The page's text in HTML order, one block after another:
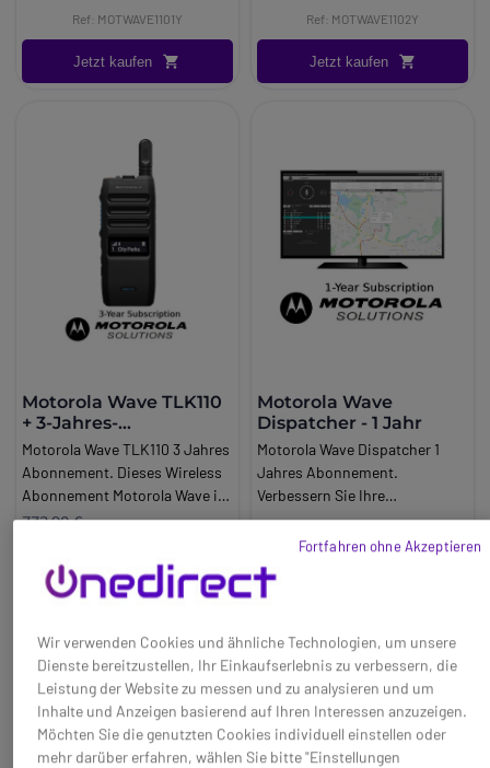
Motorola Wave ist ein Paket,
das für das Walkie Talkie
Motorola TLK110 entwickelt
Ref: MOTWAVE1101Y
Jetzt kaufen
Version 4.2GPS: GNSS mit
Unterstützung für GPS,
GLONASS, Galileo und Bei.
Ref: MOTWAVE1102Y
Jetzt kaufen
Motorola Wave TLK110
+ 3-Jahres-
Abonnement
Motorola Wave TLK110 3 Jahres
Abonnement. Dieses Wireless
Abonnement Motorola Wave ist
ein Paket, das für das Walkie
entwickelt wurde. Bluetooth:
Version 4.2GPS: GNSS mit
GLONASS, Galileo und Bei.
Dou.
773,90 €
Ref: MOTWAVE1103Y
Motorola Wave
Dispatcher - 1 Jahr
Motorola Wave Dispatcher 1
Jahres Abonnement.
Verbessern Sie Ihre
Verteilungsfähigkeiten mit
diesem Abonnement für die
Wave Dispatch Konsole von
Motorola.
434,95 €
Wir verwenden Cookies und ähnliche Technologien, um unsere
Dienste bereitzustellen, Ihr Einkaufserlebnis zu verbessern, die
Leistung der Website zu messen und zu analysieren und um
Inhalte und Anzeigen basierend auf Ihren Interessen anzuzeigen.
Möchten Sie die genutzten Cookies individuell einstellen oder
mehr darüber erfahren, wählen Sie bitte "Einstellungen
Fortfahren ohne Akzeptieren